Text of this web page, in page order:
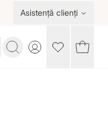
Asistență clienți
Toggle account